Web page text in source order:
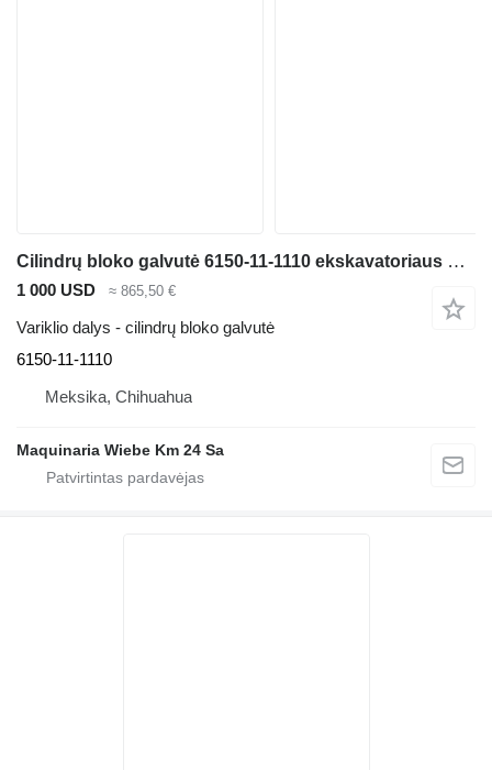
Cilindrų bloko galvutė 6150-11-1110 ekskavatoriaus Komatsu
1 000 USD ≈ 865,50 €
Variklio dalys - cilindrų bloko galvutė
6150-11-1110
Meksika, Chihuahua
Maquinaria Wiebe Km 24 Sa